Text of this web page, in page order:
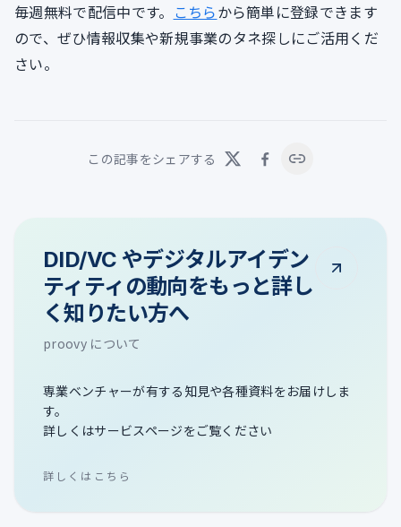
毎週無料で配信中です。 こちらから簡単に登録できます
ので、ぜひ情報収集や新規事業のタネ探しにご活用くだ
さい。
この記事をシェアする
DID/VC やデジタルアイデン
ティティの動向をもっと詳し
く知りたい方へ
proovy について
専業ベンチャーが有する知見や各種資料をお届けしま
す。
詳しくはサービスページをご覧ください
詳しくはこちら